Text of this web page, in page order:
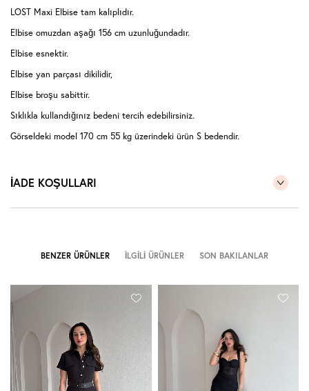
LOST Maxi Elbise tam kalıplıdır.
Elbise omuzdan aşağı 156 cm uzunluğundadır.
Elbise esnektir.
Elbise yan parçası dikilidir,
Elbise broşu sabittir.
Sıklıkla kullandığınız bedeni tercih edebilirsiniz.
Görseldeki model 170 cm 55 kg üzerindeki ürün S bedendir.
İADE KOŞULLARI
BENZER ÜRÜNLER İLGILI ÜRÜNLER SON BAKILANLAR